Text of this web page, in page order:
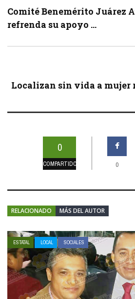
Comité Benemérito Juárez
refrenda su apoyo ...
Localizan sin vida a mujer
0
COMPARTIDOS 0
RELACIONADO MÁS DEL AUTOR
ESTATAL LOCAL SOCIALES